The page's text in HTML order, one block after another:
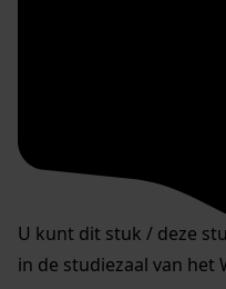
U kunt dit stuk / deze
in de studiezaal van het